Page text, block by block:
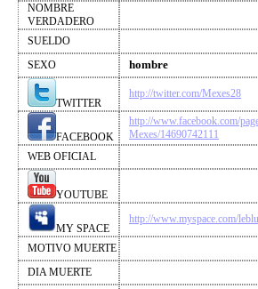
NOMBRE
VERDADERO
SUELDO
SEXO
hombre
TWITTER
http://twitter.com/Mexes28
FACEBOOK
http://www.facebook.com/
Mexes/14690742111
WEB OFICIAL
YOUTUBE
MY SPACE
http://www.myspace.com/
MOTIVO MUERTE
DIA MUERTE